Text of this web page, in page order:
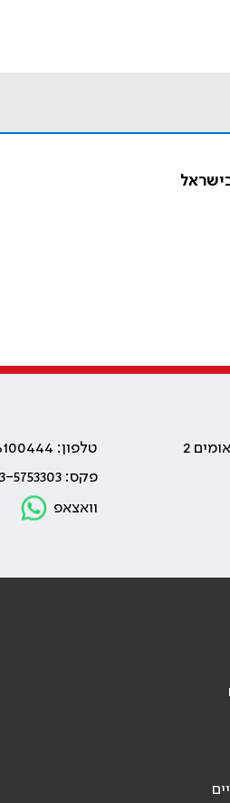
טלפון: 03-6100444
פקס: 03-5753303
וואצאפ